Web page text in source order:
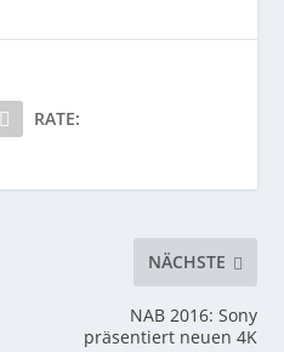
RATE:
NÄCHSTE
NAB 2016: Sony
präsentiert neuen 4K